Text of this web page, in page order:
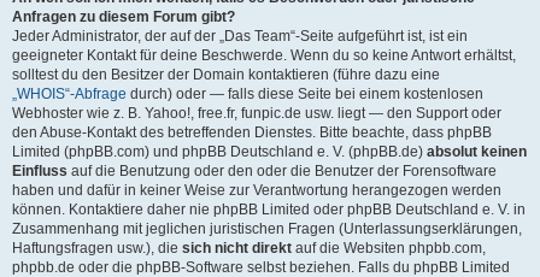
Anfragen zu diesem Forum gibt?
Jeder Administrator, der auf der „Das Team“-Seite aufgeführt ist, ist ein
geeigneter Kontakt für deine Beschwerde. Wenn du so keine Antwort erhältst,
solltest du den Besitzer der Domain kontaktieren (führe dazu eine
„WHOIS“-Abfrage durch) oder — falls diese Seite bei einem kostenlosen
Webhoster wie z. B. Yahoo!, free.fr, funpic.de usw. liegt — den Support oder
den Abuse-Kontakt des betreffenden Dienstes. Bitte beachte, dass phpBB
Limited (phpBB.com) und phpBB Deutschland e. V. (phpBB.de) absolut keinen
Einfluss auf die Benutzung oder den oder die Benutzer der Forensoftware
haben und dafür in keiner Weise zur Verantwortung herangezogen werden
können. Kontaktiere daher nie phpBB Limited oder phpBB Deutschland e. V. in
Zusammenhang mit jeglichen juristischen Fragen (Unterlassungserklärungen,
Haftungsfragen usw.), die sich nicht direkt auf die Websiten phpbb.com,
phpbb.de oder die phpBB-Software selbst beziehen. Falls du phpBB Limited